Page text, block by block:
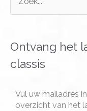
k
n
Ontvang het
classis
Vul uw mailadres
overzicht van het